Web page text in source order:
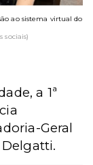
ao sistema virtual do
sociais)
a 1ª
Geral